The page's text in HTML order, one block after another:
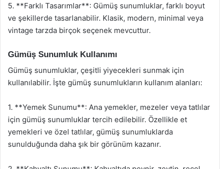
5. **Farklı Tasarımlar**: Gümüş sunumluklar, farklı boyut
ve şekillerde tasarlanabilir. Klasik, modern, minimal veya
vintage tarzda birçok seçenek mevcuttur.
Gümüş Sunumluk Kullanımı
Gümüş sunumluklar, çeşitli yiyecekleri sunmak için
kullanılabilir. İşte gümüş sunumlukların kullanım alanları:
1. **Yemek Sunumu**: Ana yemekler, mezeler veya tatlılar
için gümüş sunumluklar tercih edilebilir. Özellikle et
yemekleri ve özel tatlılar, gümüş sunumluklarda
sunulduğunda daha şık bir görünüm kazanır.